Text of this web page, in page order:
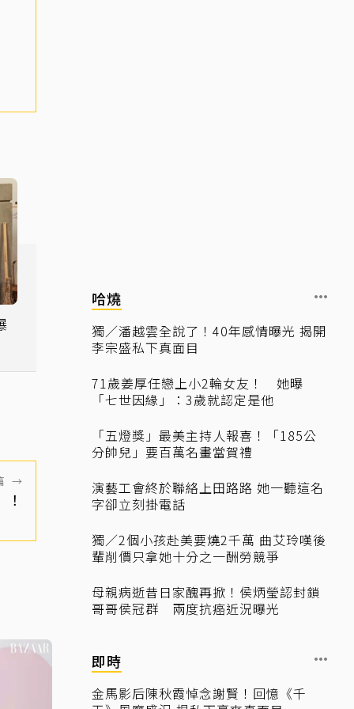
→
哈燒
獨／潘越雲全說了！40年感情曝光 揭開
李宗盛私下真面目
71歲姜厚任戀上小2輪女友！ 她曝
「七世因緣」：3歲就認定是他
「五燈獎」最美主持人報喜！「185公
分帥兒」要百萬名畫當賀禮
演藝工會終於聯絡上田路路 她一聽這名
字卻立刻掛電話
獨／2個小孩赴美要燒2千萬 曲艾玲嘆後
輩削價只拿她十分之一酬勞競爭
母親病逝昔日家醜再掀！侯炳瑩認封鎖
哥哥侯冠群 兩度抗癌近況曝光
即時
金馬影后陳秋霞悼念謝賢！回憶《千